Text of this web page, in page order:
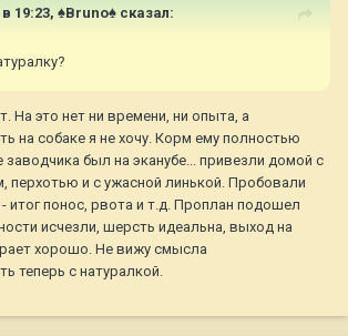
19:23, ♠Bruno♠ сказал:
На это нет ни времени, ни опыта, а
на собаке я не хочу. Корм ему полностью
заводчика был на эканубе... привезли домой с
перхотью и с ужасной линькой. Пробовали
итог понос, рвота и т.д. Проплан подошел
исчезли, шерсть идеальна, выход на
хорошо. Не вижу смысла
теперь с натуралкой.